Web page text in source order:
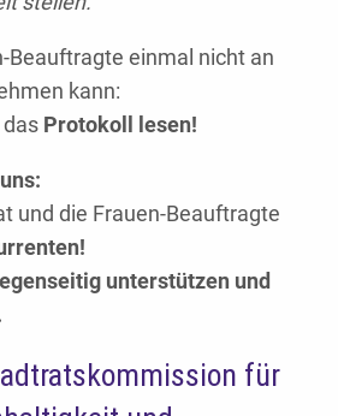
Beauftragte einmal nicht an
kann:
das Protokoll lesen!
und die Frauen-Beauftragte
unterstützen und
für